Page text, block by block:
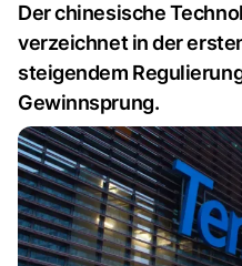
Der chinesische
verzeichnet in der
steigendem
Gewinnsprung.